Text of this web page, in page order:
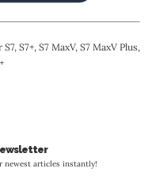
S7+, S7 MaxV, S7 MaxV Plus,
newest articles instantly!